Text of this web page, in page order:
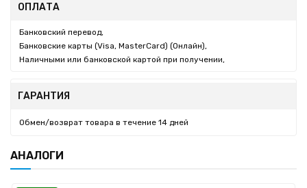
ОПЛАТА
Банковский перевод,
Банковские карты (Visa, MasterCard) (Онлайн),
Наличными или банковской картой при получении,
ГАРАНТИЯ
Обмен/возврат товара в течение 14 дней
АНАЛОГИ